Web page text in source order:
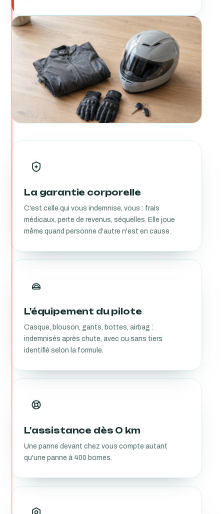
La garantie corporelle
C'est celle qui vous indemnise, vous : frais
médicaux, perte de revenus, séquelles. Elle joue
même quand personne d'autre n'est en cause.
L'équipement du pilote
Casque, blouson, gants, bottes, airbag :
indemnisés après chute, avec ou sans tiers
identifié selon la formule.
L'assistance dès 0 km
Une panne devant chez vous compte autant
qu'une panne à 400 bornes.